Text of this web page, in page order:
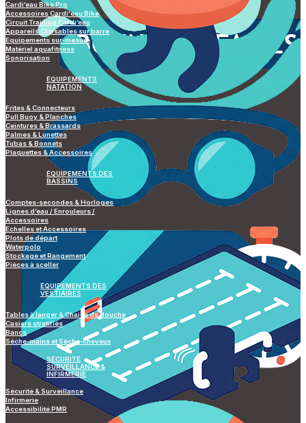
Cardi’eau Bike Pro
Accessoires Cardi'eau Bike
Circuit Training Cardi’eau
Appareils Clipsables sur barre
Equipements sur-mesure
Matériel aquafitness
Sonorisation
ÉQUIPEMENTS
NATATION
Frites & Connecteurs
Pull Buoy & Planches
Ceintures & Brassards
Palmes & Lunettes
Tubas & Bonnets
Plaquettes & Accessoires
ÉQUIPEMENTS DES
BASSINS
Comptes-secondes & Horloges
Lignes d’eau / Enrouleurs /
Accessoires
Echelles et Accessoires
Plots de départ
Waterpolo
Stockage et Rangement
Pièces à sceller
ÉQUIPEMENTS DES
VESTIAIRES
Tables à langer & Chaise de douche
Casiers stratifiés
Bancs
Sèche-mains et Sèche-cheveux
SÉCURITÉ
SURVEILLANCE &
INFIRMERIE
Sécurité & Surveillance
Infirmerie
Accessibilité PMR